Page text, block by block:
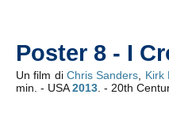
Poster 8 - I
Un film diChris Sanders Kirk
min. - USA2013 . - 20th